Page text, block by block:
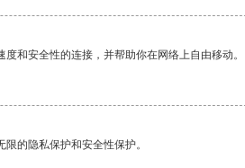
和安全性的连接，并帮助你在网络上自由移动。
的隐私保护和安全性保护。